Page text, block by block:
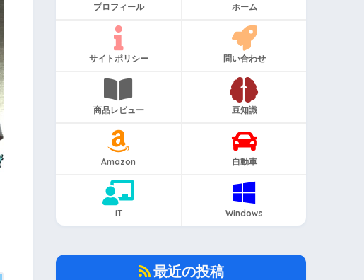
プロフィール ホーム
サイトポリシー 問い合わせ
商品レビュー 豆知識
Amazon 自動車
IT Windows
最近の投稿